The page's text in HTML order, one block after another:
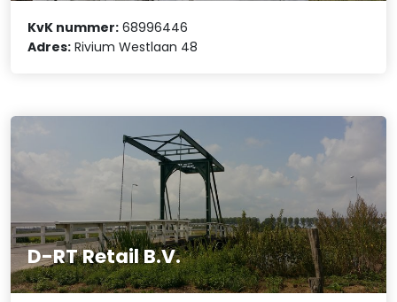
KvK nummer: 68996446
Adres: Rivium Westlaan 48
D-RT Retail B.V.